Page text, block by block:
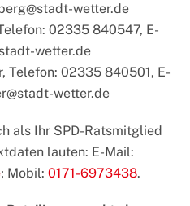
wetter.de
02335 840547, E-
wetter.de
Telefon: 02335 840501, E-
wetter.de
als Ihr SPD-Ratsmitglied
lauten: E-Mail:
; Mobil: 0171-6973438.